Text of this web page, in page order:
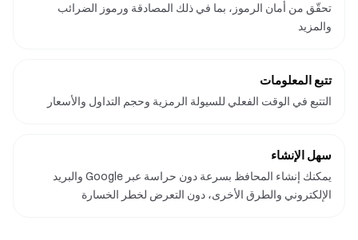
تحقّق من أمان الرموز، بما في ذلك المصادقة ورموز الضرائب
والمزيد
تتبع المعلومات
التتبع في الوقت الفعلي للسيولة الرمزية وحجم التداول والأسعار
سهل الإنشاء
يمكنك إنشاء المحافظ بسرعة دون حراسة عبر Google والبريد
الإلكتروني والطرق الأخرى، دون التعرض لخطر الخسارة